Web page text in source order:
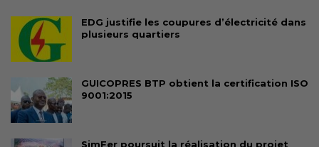
EDG justifie les coupures d’électricité dans
plusieurs quartiers
GUICOPRES BTP obtient la certification ISO
9001:2015
SimFer poursuit la réalisation du projet